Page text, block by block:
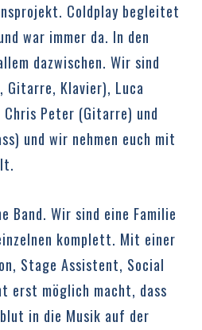
Coldplay begleitet
war immer da. In den
dazwischen. Wir sind
Gitarre, Klavier), Luca
Chris Peter (Gitarre) und
und wir nehmen euch mit
Band. Wir sind eine Familie
komplett. Mit einer
Stage Assistent, Social
erst möglich macht, dass
in die Musik auf der